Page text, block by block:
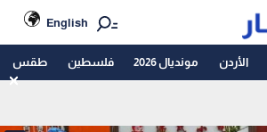
English
الأردن مونديال 2026 فلسطين طقس